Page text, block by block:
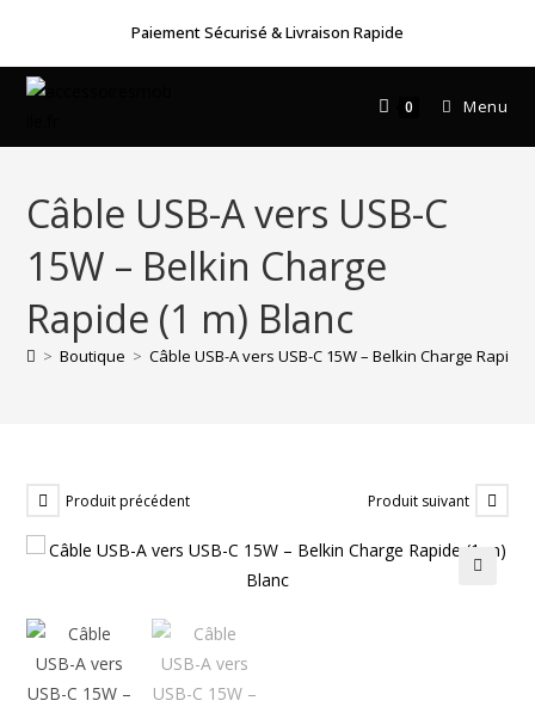
content
Paiement Sécurisé & Livraison Rapide
0 Menu
Câble USB-A vers USB-C
15W – Belkin Charge
Rapide (1 m) Blanc
> Boutique > Câble USB-A vers USB-C 15W – Belkin Charge Rapide
Produit précédent Produit suivant